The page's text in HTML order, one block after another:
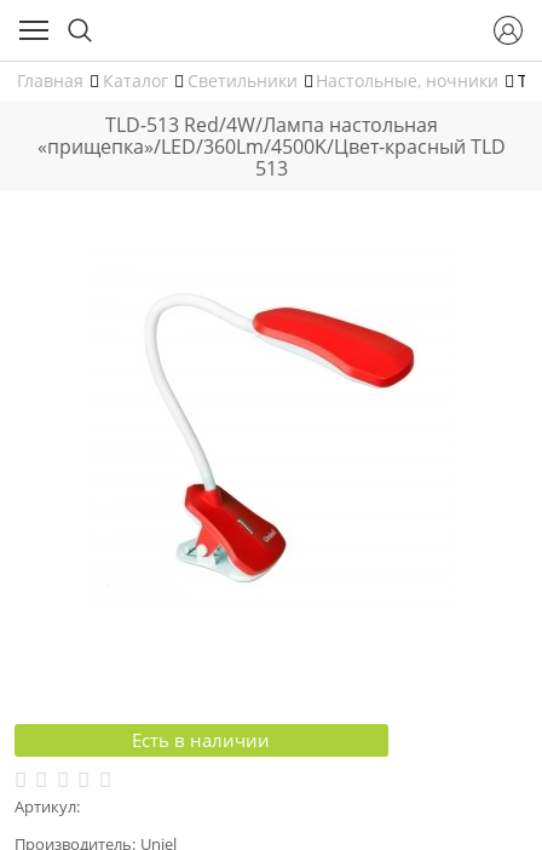
Главная Каталог Светильники Настольные, ночники
TLD-513 Red/4W/Лампа настольная
«прищепка»/LED/360Lm/4500K/Цвет-красный TLD
513
Есть в наличии
Артикул:
Производитель: Uniel